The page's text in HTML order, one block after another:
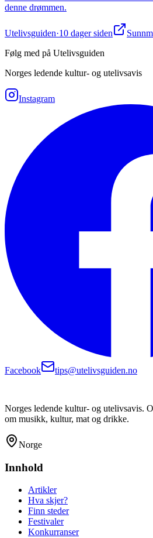
denne drømmen.
Utelivsguiden·10 dager siden
Følg med på Utelivsguiden
Norges ledende kultur- og utelivsavis
Instagram
Facebook tips@utelivsguiden.no
Norges ledende kultur- og utelivsavis.
om musikk, kultur, mat og drikke.
Norge
Innhold
Artikler
Hva skjer?
Finn steder
Festivaler
Konkurranser